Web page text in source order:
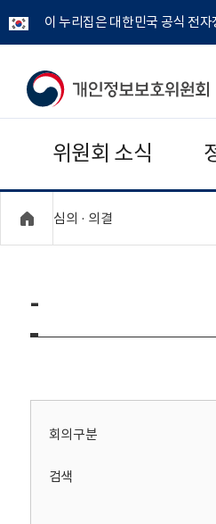
이 누리집은 대한민국 공식 전
개
보
보
위
회
위원회 소식
심의 · 의결
-
회의구분
검색